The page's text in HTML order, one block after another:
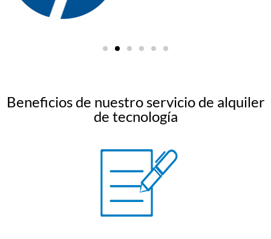
Beneficios de nuestro servicio de alquiler
de tecnología